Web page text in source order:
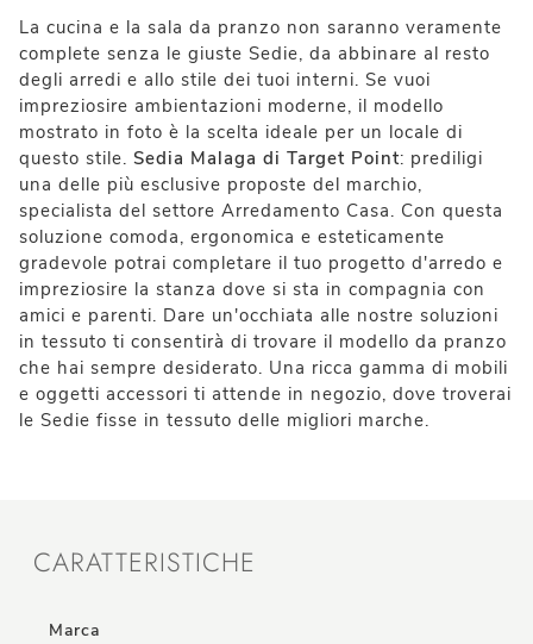
La cucina e la sala da pranzo non saranno veramente
complete senza le giuste Sedie, da abbinare al resto
degli arredi e allo stile dei tuoi interni. Se vuoi
impreziosire ambientazioni moderne, il modello
mostrato in foto è la scelta ideale per un locale di
questo stile. Sedia Malaga di Target Point: prediligi
una delle più esclusive proposte del marchio,
specialista del settore Arredamento Casa. Con questa
soluzione comoda, ergonomica e esteticamente
gradevole potrai completare il tuo progetto d'arredo e
impreziosire la stanza dove si sta in compagnia con
amici e parenti. Dare un'occhiata alle nostre soluzioni
in tessuto ti consentirà di trovare il modello da pranzo
che hai sempre desiderato. Una ricca gamma di mobili
e oggetti accessori ti attende in negozio, dove troverai
le Sedie fisse in tessuto delle migliori marche.
CARATTERISTICHE
Marca